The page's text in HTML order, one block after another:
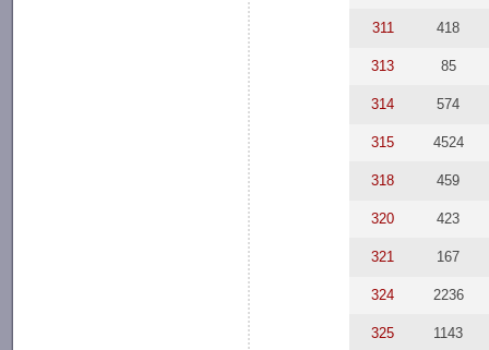
311 418
313 85
314 574
315 4524
318 459
320 423
321 167
324 2236
325 1143